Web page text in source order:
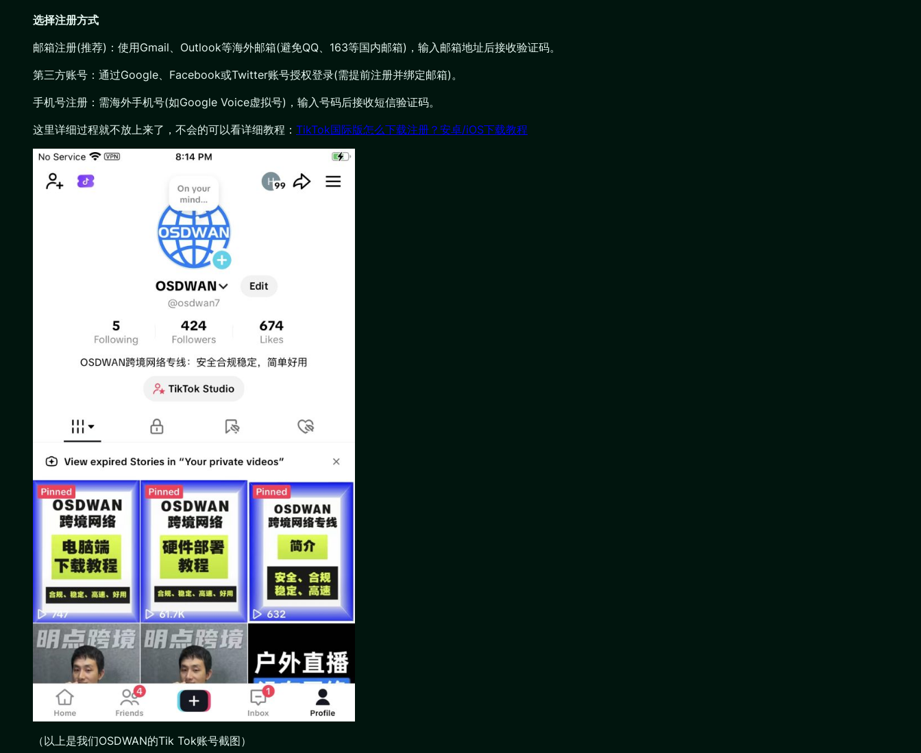
选择注册方式
邮箱注册(推荐)：使用Gmail、Outlook等海外邮箱(避免QQ、163等国内邮箱)，输入邮箱地址后接收验证码。
第三方账号：通过Google、Facebook或Twitter账号授权登录(需提前注册并绑定邮箱)。
手机号注册：需海外手机号(如Google Voice虚拟号)，输入号码后接收短信验证码。
这里详细过程就不放上来了，不会的可以看详细教程： TikTok国际版怎么下载注册？安卓/iOS下载教程
（以上是我们OSDWAN的Tik Tok账号截图）